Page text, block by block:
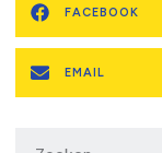
FACEBOOK
EMAIL